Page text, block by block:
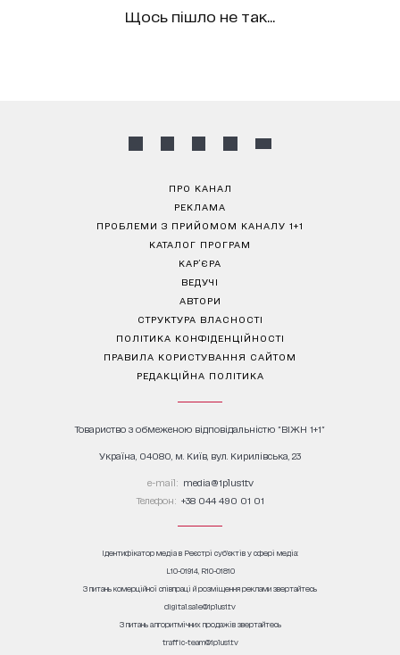
Щось пішло не так...
ПРО КАНАЛ
РЕКЛАМА
ПРОБЛЕМИ З ПРИЙОМОМ КАНАЛУ 1+1
КАТАЛОГ ПРОГРАМ
КАР’ЄРА
ВЕДУЧІ
АВТОРИ
СТРУКТУРА ВЛАСНОСТІ
ПОЛІТИКА КОНФІДЕНЦІЙНОСТІ
ПРАВИЛА КОРИСТУВАННЯ САЙТОМ
РЕДАКЦІЙНА ПОЛІТИКА
Товариство з обмеженою відповідальністю "ВІЖН 1+1"
Україна, 04080, м. Київ, вул. Кирилівська, 23
е-mail: media@1plus1.tv
Телефон: +38 044 490 01 01
Ідентифікатор медіа в Реєстрі суб’єктів у сфері медіа:
L10-01914, R10-01810
З питань комерційної співпраці й розміщення реклами звертайтесь
digital.sale@1plus1.tv
З питань алгоритмічних продажів звертайтесь
traffic-team@1plus1.tv